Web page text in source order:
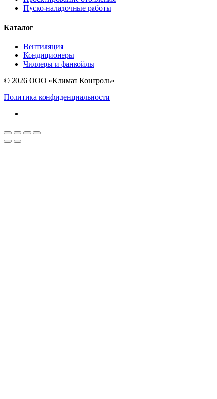
Пуско-наладочные работы
Каталог
Вентиляция
Кондиционеры
Чиллеры и фанкойлы
© 2026 ООО «Климат Контроль»
Политика конфиденциальности